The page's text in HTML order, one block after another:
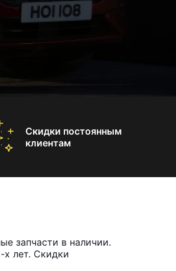
Скидки постоянным
клиентам
запчасти в наличии.
лет. Скидки